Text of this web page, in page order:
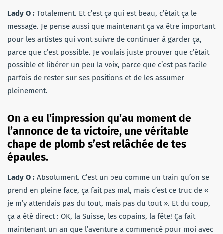
Lady O : Totalement. Et c’est ça qui est beau, c’était ça le
message. Je pense aussi que maintenant ça va être important
pour les artistes qui vont suivre de continuer à garder ça,
parce que c’est possible. Je voulais juste prouver que c’était
possible et libérer un peu la voix, parce que c’est pas facile
parfois de rester sur ses positions et de les assumer
pleinement.
On a eu l’impression qu’au moment de
l’annonce de ta victoire, une véritable
chape de plomb s’est relâchée de tes
épaules.
Lady O : Absolument. C’est un peu comme un train qu’on se
prend en pleine face, ça fait pas mal, mais c’est ce truc de «
je m’y attendais pas du tout, mais pas du tout ». Et du coup,
ça a été direct : OK, la Suisse, les copains, la fête! Ça fait
maintenant un an que l’aventure a commencé pour moi avec